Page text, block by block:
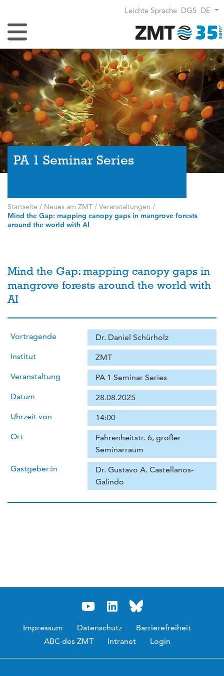
Leichte Sprache DGS DE
Navigation umschalten
PA 1 Seminar Series
Startseite / Neues am ZMT / Veranstaltungen /
Mind the Gap: mapping canopy gaps in mangrove forests
around the world with AI
Mind the Gap: mapping canopy gaps in
mangrove forests around the world with
AI
Vortragende
Dr. Daniel Schürholz
Institut
ZMT
Veranstaltung
PA 1 Seminar Series
Datum
28.08.2025
Uhrzeit von
14:00
Ort
Fahrenheitstr. 6, großer
Seminarraum
Gastgeber:in
Dr. Gustavo A. Castellanos-
Galindo
Impressum Datenschutz
Barrierefreiheit
ABC des ZMT
Intranet Login